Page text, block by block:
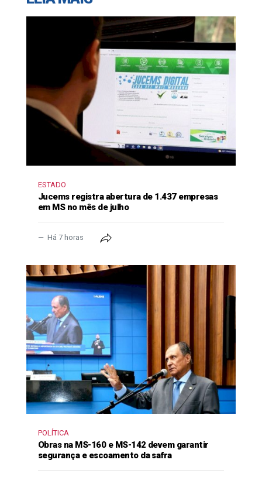
ESTADO
Jucems registra abertura de 1.437 empresas
em MS no mês de julho
Há 7 horas
POLÍTICA
Obras na MS-160 e MS-142 devem garantir
segurança e escoamento da safra